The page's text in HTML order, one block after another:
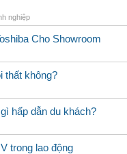
nghiệp
Cho Showroom
thất không?
hấp dẫn du khách?
trong lao động